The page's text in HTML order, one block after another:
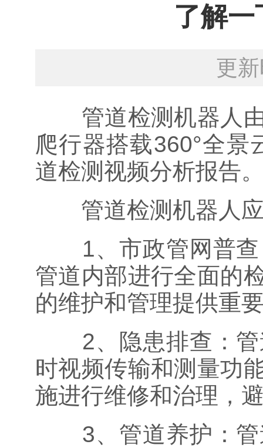
了解
更
管道检测机器人由
爬行器搭载360°全
道检测视频分析报告
管道检测机器人应
1、市政管网普查
管道内部进行全面的
的维护和管理提供重
2、隐患排查：管
时视频传输和测量功
施进行维修和治理，
3、管道养护：管